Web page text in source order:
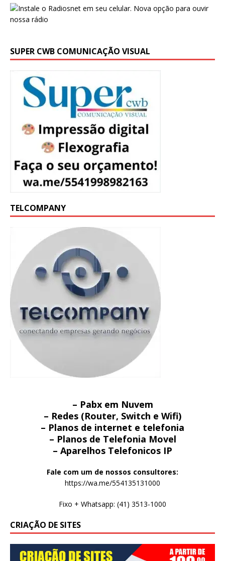
SUPER CWB COMUNICAÇÃO VISUAL
TELCOMPANY
– Pabx em Nuvem
– Redes (Router, Switch e Wifi)
– Planos de internet e telefonia
– Planos de Telefonia Movel
– Aparelhos Telefonicos IP
Fale com um de nossos consultores:
https://wa.me/554135131000
Fixo + Whatsapp: (41) 3513-1000
CRIAÇÃO DE SITES